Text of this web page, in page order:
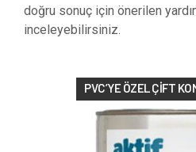
PVC’YE ÖZEL ÇIFT
doğru sonuç için önerilen
inceleyebilirsiniz.